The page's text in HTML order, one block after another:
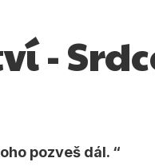
a zahrada
-
pozveš dál.